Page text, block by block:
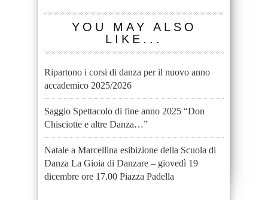
YOU MAY ALSO
LIKE...
Ripartono i corsi di danza per il nuovo anno
accademico 2025/2026
Saggio Spettacolo di fine anno 2025 “Don
Chisciotte e altre Danza…”
Natale a Marcellina esibizione della Scuola di
Danza La Gioia di Danzare – giovedì 19
dicembre ore 17.00 Piazza Padella